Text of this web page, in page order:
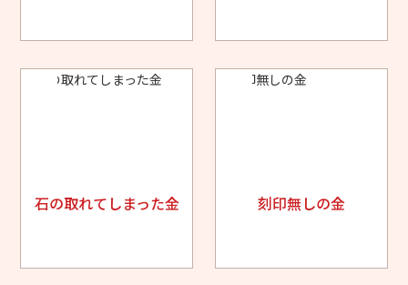
石の取れてしまった金 刻印無しの金